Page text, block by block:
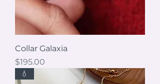
Collar Galaxia
Precio
$195.00
💧